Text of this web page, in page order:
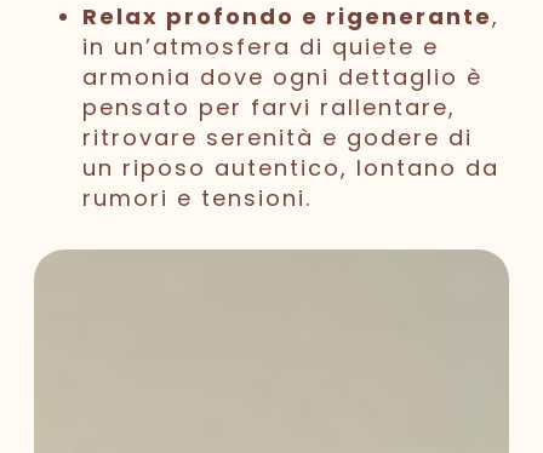
Relax profondo e rigenerante,
in un’atmosfera di quiete e
armonia dove ogni dettaglio è
pensato per farvi rallentare,
ritrovare serenità e godere di
un riposo autentico, lontano da
rumori e tensioni.